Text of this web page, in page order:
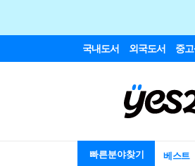
국내도서 외국도서 중
빠른분야찾기 베스트